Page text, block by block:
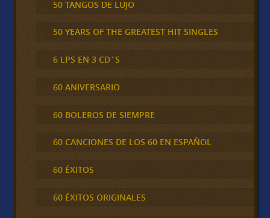
50 TANGOS DE LUJO
50 YEARS OF THE GREATEST HIT SINGLES
6 LPS EN 3 CD´S
60 ANIVERSARIO
60 BOLEROS DE SIEMPRE
60 CANCIONES DE LOS 60 EN ESPAÑOL
60 ÉXITOS
60 ÉXITOS ORIGINALES